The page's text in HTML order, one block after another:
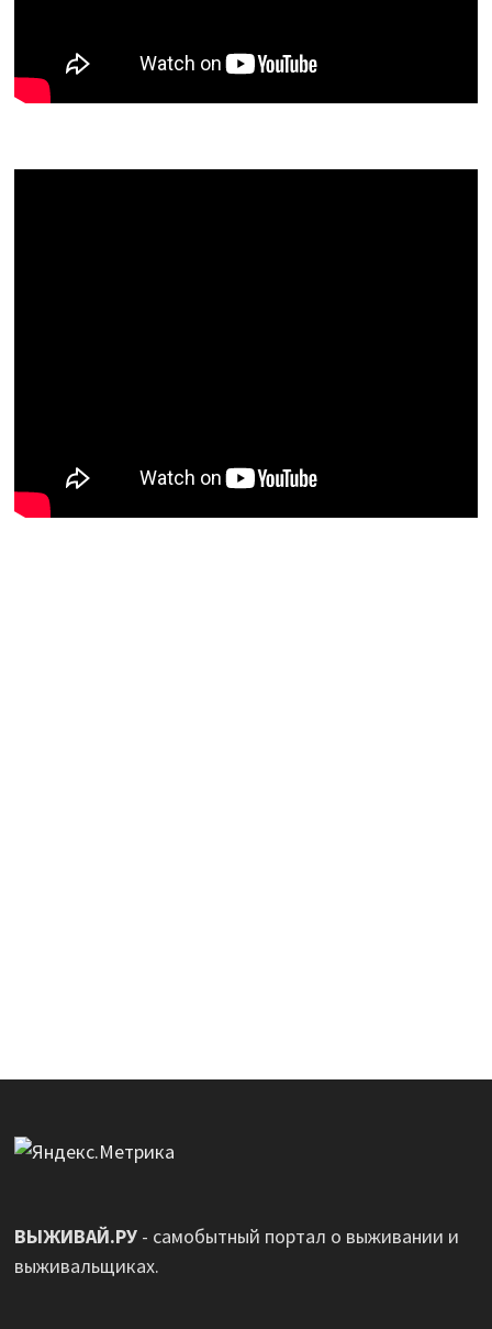
ВЫЖИВАЙ.РУ- самобытный портал о выживании и
выживальщиках.